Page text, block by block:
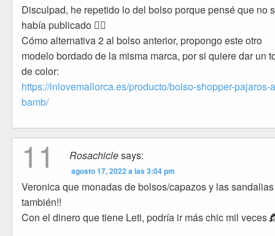
Disculpad, he repetido lo del bolso porque pensé que no
había publicado 🤦‍♀️
Cómo alternativa 2 al bolso anterior, propongo este otro
modelo bordado de la misma marca, por si quiere dar un
de color:
https://inlovemallorca.es/producto/bolso-shopper-pajaros-
bamb/
11 Rosachiclesays:
agosto 17, 2022 a las 3:04 pm
Veronica que monadas de bolsos/capazos y las sandalias
también!!
Con el dinero que tiene Leti, podría ir más chic mil veces